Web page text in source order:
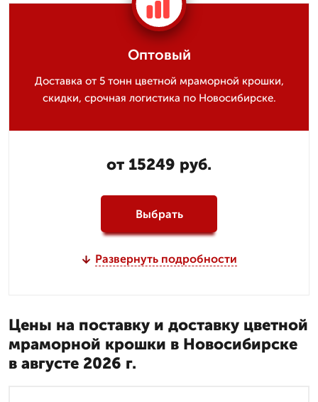
Оптовый
Доставка от 5 тонн цветной мраморной крошки,
скидки, срочная логистика по Новосибирске.
от 15249 руб.
Выбрать
Развернуть подробности
Цены на поставку и доставку цветной
мраморной крошки в Новосибирске
в августе 2026 г.